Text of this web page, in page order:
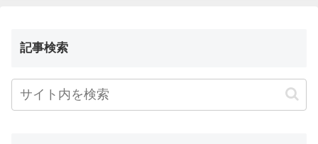
記事検索